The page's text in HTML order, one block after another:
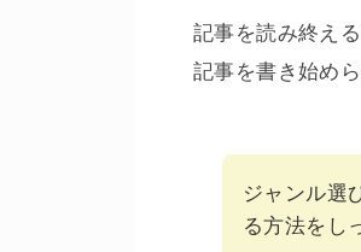
記事を読み終え
記事を書き始め
ジャンル選
る方法をし